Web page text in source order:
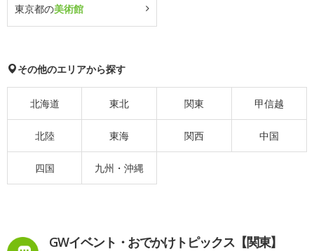
東京都の美術館
その他のエリアから探す
北海道 東北 関東 甲信越
北陸 東海 関西 中国
四国 九州・沖縄
GWイベント・おでかけトピックス【関東】